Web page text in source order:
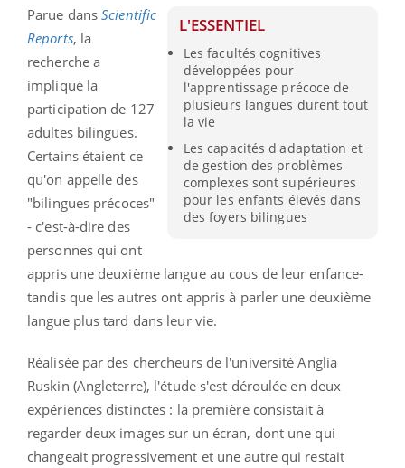
L'ESSENTIEL
Les facultés cognitives
développées pour
l'apprentissage précoce de
plusieurs langues durent tout
la vie
Les capacités d'adaptation et
de gestion des problèmes
complexes sont supérieures
pour les enfants élevés dans
des foyers bilingues
Parue dansScientific
Reports, la
recherche a
impliqué la
participation de 127
adultes bilingues.
Certains étaient ce
qu'on appelle des
"bilingues précoces"
- c'est-à-dire des
personnes qui ont
appris une deuxième langue au cous de leur enfance-
tandis que les autres ont appris à parler une deuxième
langue plus tard dans leur vie.
Réalisée par des chercheurs de l'université Anglia
Ruskin (Angleterre), l'étude s'est déroulée en deux
expériences distinctes : la première consistait à
regarder deux images sur un écran, dont une qui
changeait progressivement et une autre qui restait